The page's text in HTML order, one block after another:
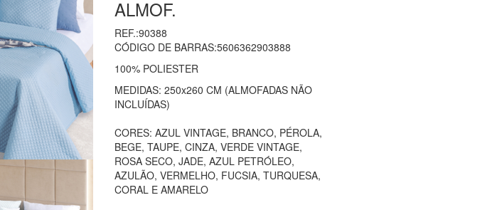
ALMOF.
REF.:90388
CÓDIGO DE BARRAS:5606362903888
100% POLIESTER
MEDIDAS: 250x260 CM (ALMOFADAS NÃO
INCLUÍDAS)
CORES: AZUL VINTAGE, BRANCO, PÉROLA,
BEGE, TAUPE, CINZA, VERDE VINTAGE,
ROSA SECO, JADE, AZUL PETRÓLEO,
AZULÃO, VERMELHO, FUCSIA, TURQUESA,
CORAL E AMARELO